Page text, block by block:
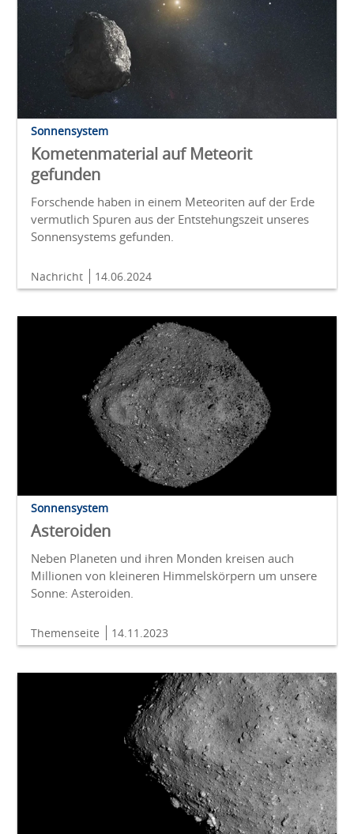
Sonnensystem
Kometenmaterial auf Meteorit
gefunden
Forschende haben in einem Meteoriten auf der Erde
vermutlich Spuren aus der Entstehungszeit unseres
Sonnensystems gefunden.
Nachricht 14.06.2024
Sonnensystem
Asteroiden
Neben Planeten und ihren Monden kreisen auch
Millionen von kleineren Himmelskörpern um unsere
Sonne: Asteroiden.
Themenseite 14.11.2023